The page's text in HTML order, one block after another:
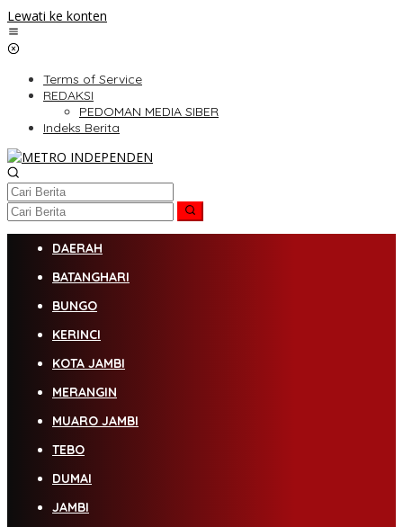
Lewati ke konten
Terms of Service
REDAKSI
PEDOMAN MEDIA SIBER
Indeks Berita
DAERAH
BATANGHARI
BUNGO
KERINCI
KOTA JAMBI
MERANGIN
MUARO JAMBI
TEBO
DUMAI
JAMBI